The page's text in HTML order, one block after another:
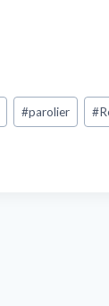
#parolier #